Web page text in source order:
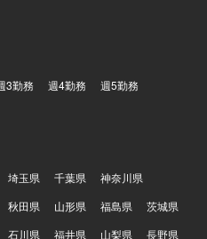
3勤務 週4勤務 週5勤務
埼玉県 千葉県
神奈川県
秋田県 山形県 福島県
茨城県
石川県 福井県 山梨県
長野県